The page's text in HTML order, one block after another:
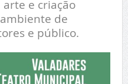
e criação
de
e público.